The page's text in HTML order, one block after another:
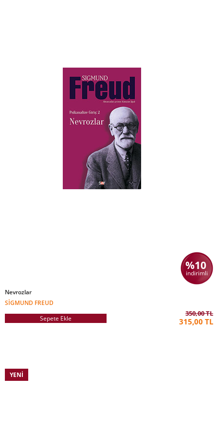
%10
indirimli
Nevrozlar
SIGMUND FREUD
Sepete Ekle
350,00 TL
315,00 TL
YENI